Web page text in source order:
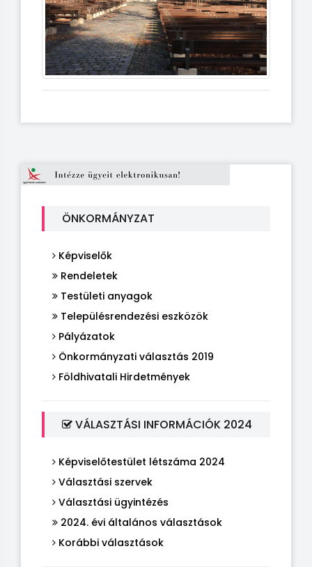
ÖNKORMÁNYZAT
Képviselők
Rendeletek
Testületi anyagok
Településrendezési eszközök
Pályázatok
Önkormányzati választás 2019
Földhivatali Hirdetmények
VÁLASZTÁSI INFORMÁCIÓK 2024
Képviselőtestület létszáma 2024
Választási szervek
Választási ügyintézés
2024. évi általános választások
Korábbi választások